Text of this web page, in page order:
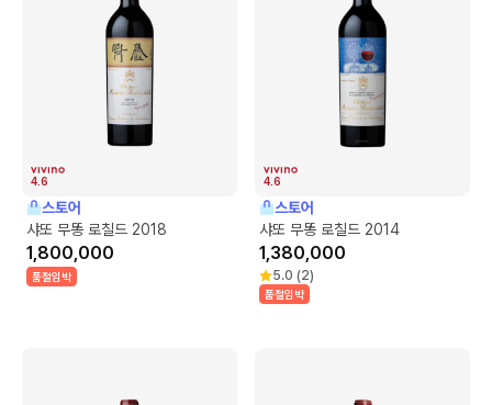
4.6
스토어
샤또 무똥 로칠드 2018
1,800,000
품절임박
4.6
스토어
샤또 무똥 로칠드 2014
1,380,000
5.0 (2)
품절임박